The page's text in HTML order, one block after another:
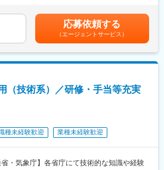
史を有する土木・建築系総合コンサルタン
カンパニー。
境、道路、鉄道、河川、上下水道、港湾、空
ジェクトに携わってきました。
める業務
ズの調査、営業情報の収集・分析
情報を分析し、戦略立案を支援
、ニーズ把握、フォロー対応
働き方の推進・定着を強化。
ワークを活用しています。
通じて上下する可能性があります。月給(月額)
記です。
応募依頼する
（エージェントサービス）
（技術系）／研修・手当等充実
種未経験歓迎 業種未経験歓迎
省・気象庁】各省庁にて技術的な知識や経験